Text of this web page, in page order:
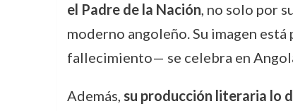
el Padre de la Nación, no solo por
moderno angoleño. Su imagen
fallecimiento— se celebra en
Además, su producción literaria lo